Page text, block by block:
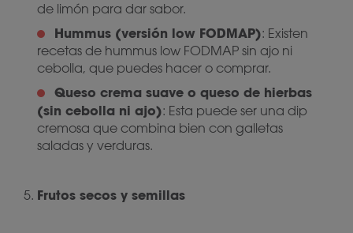
de limón para dar sabor.
Hummus (versión low FODMAP): Existen
recetas de hummus low FODMAP sin ajo ni
cebolla, que puedes hacer o comprar.
Queso crema suave o queso de hierbas
(sin cebolla ni ajo): Esta puede ser una dip
cremosa que combina bien con galletas
saladas y verduras.
Frutos secos y semillas